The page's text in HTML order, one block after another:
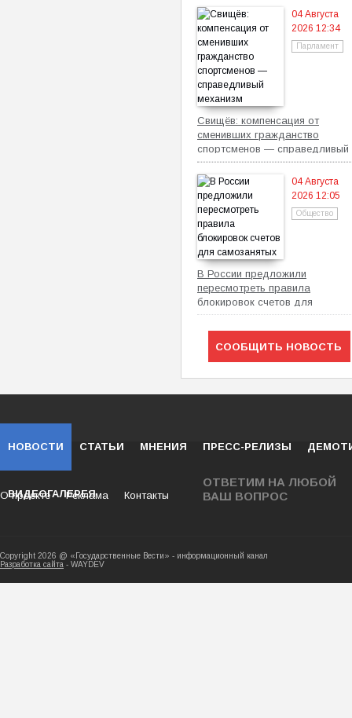
04 Августа
2026 12:34
Парламент
Свищёв: компенсация от
сменивших гражданство
спортсменов — справедливый
механизм
04 Августа
2026 12:05
Общество
В России предложили
пересмотреть правила
блокировок счетов для
самозанятых
СООБЩИТЬ НОВОСТЬ
НОВОСТИ СТАТЬИ МНЕНИЯ ПРЕСС-РЕЛИЗЫ
ВИДЕОГАЛЕРЕЯ
ОТВЕТИМ НА ЛЮБОЙ
ВАШ ВОПРОС
О проекте Реклама Контакты
Copyright 2026 @ «Государственные Вести» -
Разработка сайта - WAYDEV